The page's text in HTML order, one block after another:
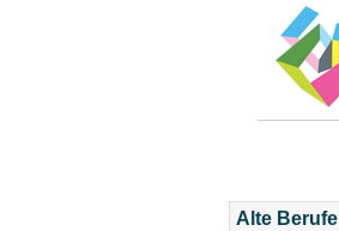
Alte Berufe